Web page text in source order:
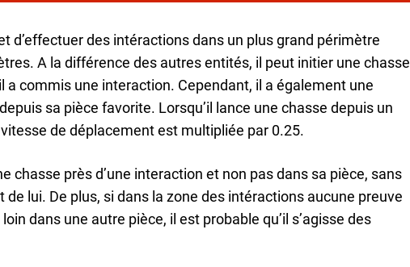
d’effectuer des intéractions dans un plus grand périmètre
A la différence des autres entités, il peut initier une chasse
a commis une interaction. Cependant, il a également une
sa pièce favorite. Lorsqu’il lance une chasse depuis un
de déplacement est multipliée par 0.25.
chasse près d’une interaction et non pas dans sa pièce, sans
de lui. De plus, si dans la zone des intéractions aucune preuve
dans une autre pièce, il est probable qu’il s’agisse des